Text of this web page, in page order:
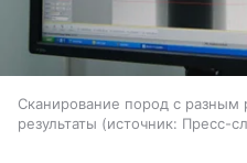
Сканирование пород с
результаты
источник: Пресс-